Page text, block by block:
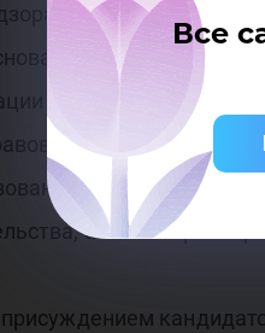
Все
в сфере высшего
подход к
и осуществления
средств,
в проекты
а также